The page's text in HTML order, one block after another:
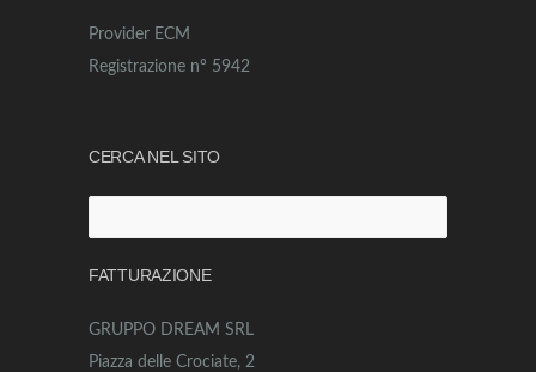
Provider ECM
Registrazione n° 5942
CERCA NEL SITO
per:
FATTURAZIONE
GRUPPO DREAM SRL
Piazza delle Crociate, 2